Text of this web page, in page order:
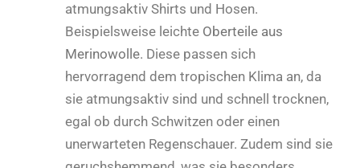
atmungsaktiv Shirts und Hosen.
Beispielsweise leichte Oberteile aus
Merinowolle. Diese passen sich
hervorragend dem tropischen Klima an, da
sie atmungsaktiv sind und schnell trocknen,
egal ob durch Schwitzen oder einen
unerwarteten Regenschauer. Zudem sind sie